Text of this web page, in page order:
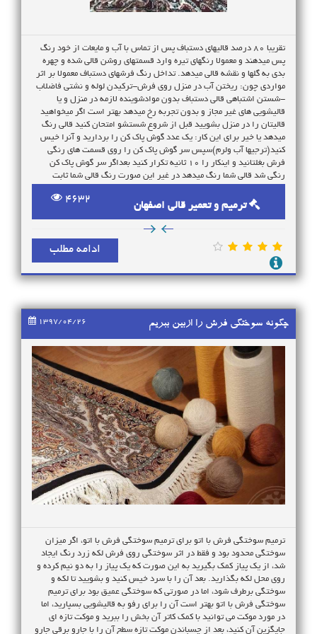
تقریبا 80 درصد قالیهای دستباف پس از تماس با آب و مایعات از خود رنگ
پس میدهند و معمولا رنگهای تیره وارد قسمتهای روشن قالی شده و چهره
بدی به گلها و نقشه قالی میدهد. تداخل رنگ فرشهای دستباف معمولا بر اثر
مواردی چون: ریختن آب در منزل روی فرش-ترکیدن لوله و نشتی فاضلاب
-شستن اشتباهی قالی دستباف بدون موادشوینده لازمه در منزل و یا
قالیشویی های غیر مجاز و بدون تجربه رخ میدهد بهتر است اگر میخواهید
قالیتان را در منزل بشویید قبل از شروع شستشو امتحان کنید قالی رنگ
میدهد یا خیر برای این کار: یک عدد گوش پاک کن را بردارید و آنرا خیس
کنید(ترجیها آب ولرم)سپس سر گوش پاک کن را روی قسمت های رنگی
فرش بغلتانید و اینکار را 10 ثانیه تکرار کنید بعداگر سر گوش پاک کن
رنگی شد قالی شما رنگ میدهد در غیر این صورت رنگ قالی شما ثابت
شوید قالیشویی در کهندژ اصفهان ،بی نظیرترین قالیشویی در
اصفهان، قالیشویی خوب در اصفهان، قالیشویی در اصفهان
ترمیم و تعمیر قالی اصفهان
4632
ادامه مطلب
چگونه سوختگی فرش را ازبین ببریم 1397/04/26
ترمیم سوختگی فرش با اتو برای ترمیم سوختگی فرش با اتو، اگر میزان
سوختگی محدود بود و فقط در اثر سوختگی روی فرش لکه زرد رنگ ایجاد
شد، از یک پیاز کمک بگیرید به این صورت که یک پیاز را به دو نیم کرده و
روی محل لکه بگذارید. بعد آن را با سرد خیس کنید و بشویید تا لکه و
سوختگی برطرف شود، اما در صورتی که سوختگی عمیق بود برای ترمیم
سوختگی فرش با اتو بهتر است آن را برای رفو به قالیشویی بسپارید، اما
در مورد موکت می توانید با کمک کاتر آن بخش را ببرید و موکت تازه ای
جایگزین آن کنید، بعد از چسباندن موکت تازه سطح آن را با جارو برقی جارو